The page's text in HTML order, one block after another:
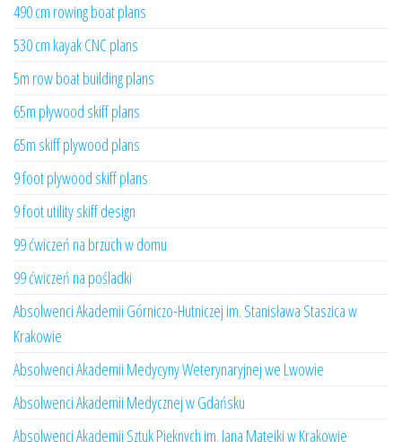
490 cm rowing boat plans
530 cm kayak CNC plans
5m row boat building plans
65m plywood skiff plans
65m skiff plywood plans
9 foot plywood skiff plans
9 foot utility skiff design
99 ćwiczeń na brzuch w domu
99 ćwiczeń na pośladki
Absolwenci Akademii Górniczo-Hutniczej im. Stanisława Staszica w
Krakowie
Absolwenci Akademii Medycyny Weterynaryjnej we Lwowie
Absolwenci Akademii Medycznej w Gdańsku
Absolwenci Akademii Sztuk Pięknych im. Jana Matejki w Krakowie